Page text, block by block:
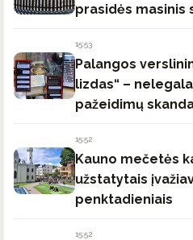
prasidės masinis
15:53
Palangos
lizdas“ –
pažeidimų
15:52
Kauno mečetės
užstatytais
penktadieniais
15:52